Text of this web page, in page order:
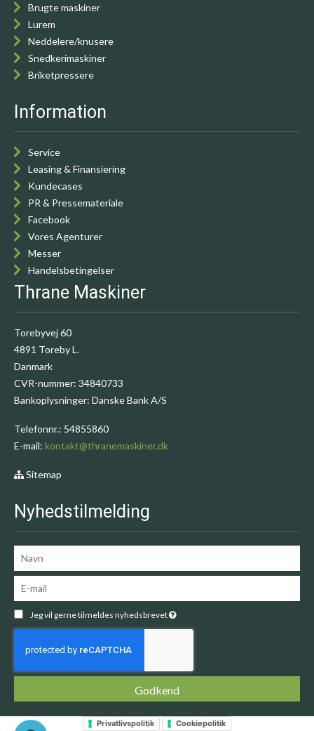
Brugte maskiner
Lurem
Neddelere/knusere
Snedkerimaskiner
Briketpressere
Information
Service
Leasing & Finansiering
Kundecases
PR & Pressemateriale
Facebook
Vores Agenturer
Messer
Handelsbetingelser
Thrane Maskiner
Torebyvej 60
4891 Toreby L.
Danmark
CVR-nummer: 34840733
Bankoplysninger: Danske Bank A/S
Telefonnr.: 54855860
E-mail: kontakt@thranemaskiner.dk
Sitemap
Nyhedstilmelding
Jeg vil gerne tilmeldes nyhedsbrevet
Godkend
Privatlivspolitik Cookiepolitik